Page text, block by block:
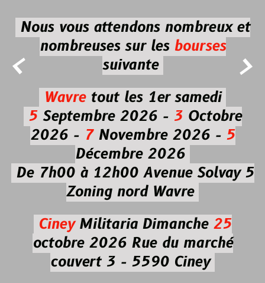
 
Nous vous attendons nombreux et
nombreuses sur les bourses
suivante
Wavretout les 1er samedi
5Septembre 2026 - 3Octobre
2026 -7Novembre 2026 - 5
Décembre 2026
De 7h00 à 12h00 Avenue Solvay 5
Zoning nord Wavre
CineyMilitaria Dimanche 25
octobre 2026Rue du marché
couvert 3 - 5590 Ciney